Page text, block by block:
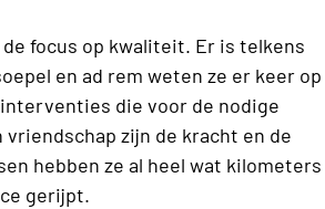
focus op kwaliteit. Er is telkens
en ad rem weten ze er keer op
die voor de nodige
zijn de kracht en de
hebben ze al heel wat kilometers
gerijpt.